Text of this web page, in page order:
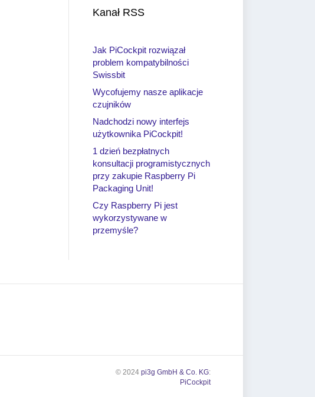
Kanał RSS
Jak PiCockpit rozwiązał
problem kompatybilności
Swissbit
Wycofujemy nasze aplikacje
czujników
Nadchodzi nowy interfejs
użytkownika PiCockpit!
1 dzień bezpłatnych
konsultacji programistycznych
przy zakupie Raspberry Pi
Packaging Unit!
Czy Raspberry Pi jest
wykorzystywane w
przemyśle?
© 2024 pi3g GmbH & Co. KG:
PiCockpit